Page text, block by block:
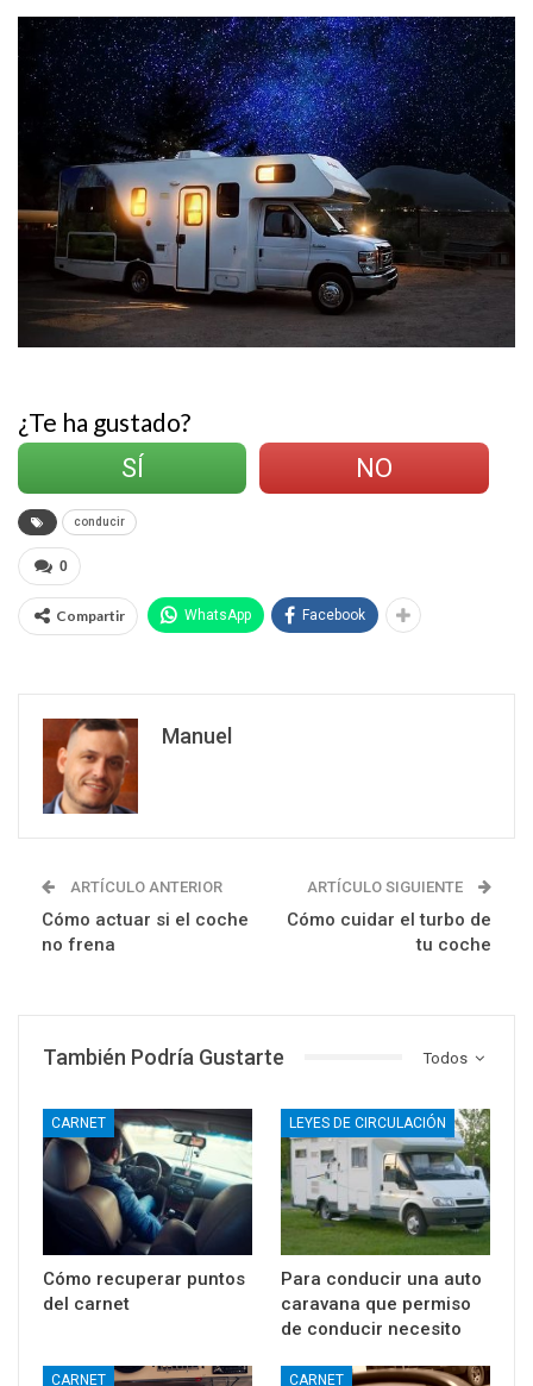
¿Te ha gustado?
SÍ
NO
conducir
0
Compartir WhatsApp Facebook
Manuel
ARTÍCULO ANTERIOR
Cómo actuar si el coche
no frena
ARTÍCULO SIGUIENTE
Cómo cuidar el turbo de
tu coche
Todos
También Podría Gustarte
CARNET
Cómo recuperar puntos
del carnet
LEYES DE CIRCULACIÓN
Para conducir una auto
caravana que permiso
de conducir necesito
CARNET CARNET